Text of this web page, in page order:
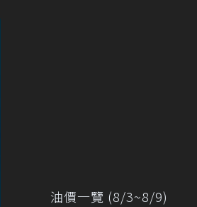
油價一覽 (8/3~8/9)